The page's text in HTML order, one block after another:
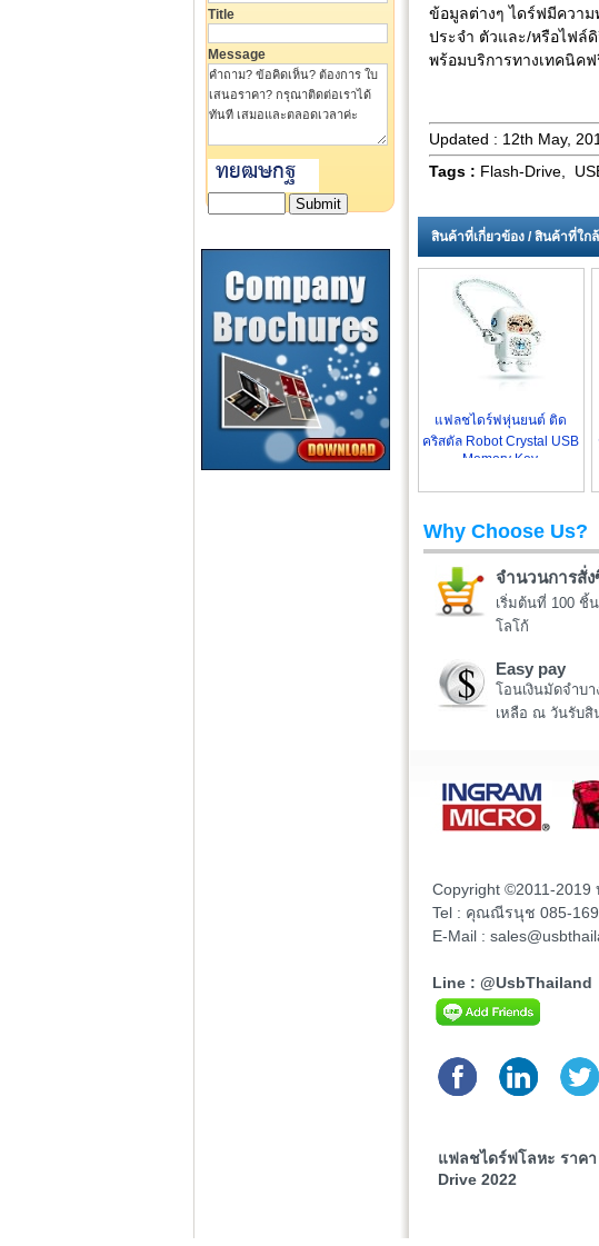
ข้อมูลต่างๆ ไดร์ฟมีควา
ประจำ ตัวและ/หรือไฟล์
พร้อมบริการทางเทคนิค
Updated : 12th May,
Tags : Flash-Drive,
สินค้าที่เกี่ยวข้อง / สินค้าที่ใก
แฟลชไดร์ฟหุ่นยนต์ ติด
คริสตัล Robot Crystal USB
Memory Key
Why Choose Us?
จำนวนการสั่
เริ่มต้นที่ 100 ชิ้
โลโก้
Easy pay
โอนเงินมัดจำบ
เหลือ ณ วันรับสิ
Copyright ©2011-2019
Tel : คุณณีรนุช 085-
E-Mail :
Line : @UsbThailand
แฟลชไดร์ฟโลหะ ราคา
Drive 2022
Title
Message